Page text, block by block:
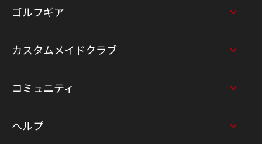
ゴルフギア
カスタムメイドクラブ
コミュニティ
ヘルプ